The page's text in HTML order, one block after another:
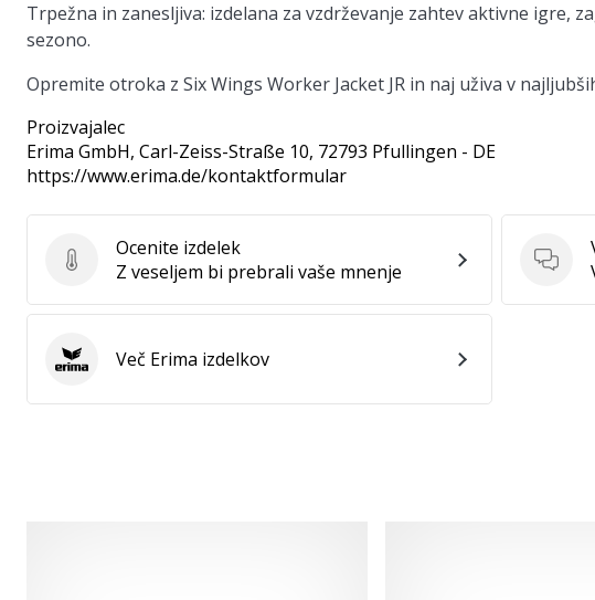
Trpežna in zanesljiva: izdelana za vzdrževanje zahtev aktivne igre,
sezono.
Opremite otroka z Six Wings Worker Jacket JR in naj uživa v
Proizvajalec
Erima GmbH, Carl-Zeiss-Straße 10, 72793 Pfullingen - DE
https://www.erima.de/kontaktformular
Ocenite izdelek
Ocenite izdelek
Z veseljem bi prebrali vaše mnenje
Erima Več Erima izdelkov